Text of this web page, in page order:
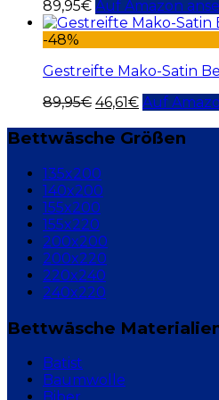
89,95€ Auf Amazon
-48%
Gestreifte Mako-Satin
89,95€ 46,61€ Auf
Bettwäsche Größen
135x200
140x200
155x200
155x220
200x200
200x220
220x240
240x220
Bettwäsche
Batist
Baumwolle